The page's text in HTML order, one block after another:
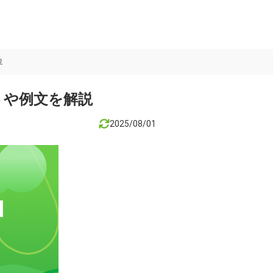
例文を解説
2025/08/01